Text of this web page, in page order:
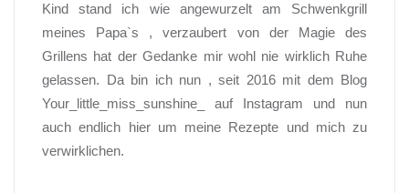
Kind stand ich wie angewurzelt am Schwenkgrill
meines Papa`s , verzaubert von der Magie des
Grillens hat der Gedanke mir wohl nie wirklich Ruhe
gelassen. Da bin ich nun , seit 2016 mit dem Blog
Your_little_miss_sunshine_ auf Instagram und nun
auch endlich hier um meine Rezepte und mich zu
verwirklichen.